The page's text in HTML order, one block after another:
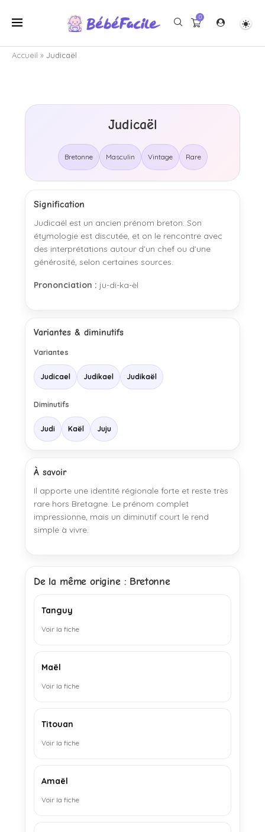
0
Accueil » Judicaël
Judicaël
Bretonne Masculin Vintage Rare
Signification
Judicaël est un ancien prénom breton. Son
étymologie est discutée, et on le rencontre avec
des interprétations autour d’un chef ou d’une
générosité, selon certaines sources.
Prononciation : ju-di-ka-èl
Variantes & diminutifs
Variantes
Judicael Judikael Judikaël
Diminutifs
Judi Kaël Juju
À savoir
Il apporte une identité régionale forte et reste très
rare hors Bretagne. Le prénom complet
impressionne, mais un diminutif court le rend
simple à vivre.
De la même origine : Bretonne
Tanguy
Voir la fiche
Maël
Voir la fiche
Titouan
Voir la fiche
Amaël
Voir la fiche